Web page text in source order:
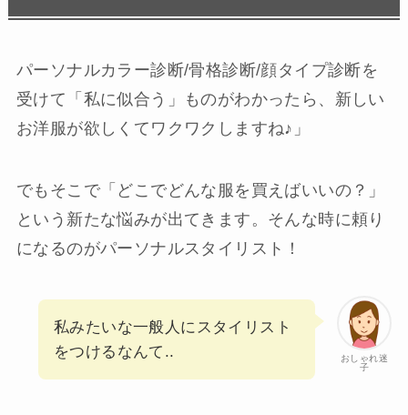
パーソナルカラー診断/骨格診断/顔タイプ診断を
受けて「私に似合う」ものがわかったら、新しい
お洋服が欲しくてワクワクしますね♪」
でもそこで「どこでどんな服を買えばいいの？」
という新たな悩みが出てきます。そんな時に頼り
になるのがパーソナルスタイリスト！
おしゃれ迷
子
私みたいな一般人にスタイリスト
をつけるなんて..